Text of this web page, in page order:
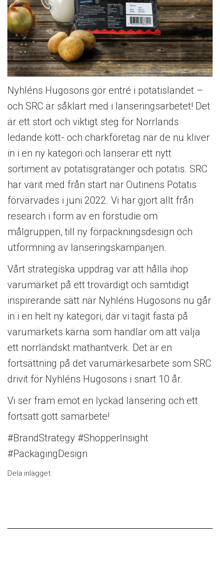
Nyhléns Hugosons gör entré i potatislandet –
och SRC är såklart med i lanseringsarbetet! Det
är ett stort och viktigt steg för Norrlands
ledande kött- och charkföretag när de nu kliver
in i en ny kategori och lanserar ett nytt
sortiment av potatisgratänger och potatis. SRC
har varit med från start när Outinens Potatis
förvärvades i juni 2022. Vi har gjort allt från
research i form av en förstudie om
målgruppen, till ny förpackningsdesign och
utformning av lanseringskampanjen.
Vårt strategiska uppdrag var att hålla ihop
varumärket på ett trovärdigt och samtidigt
inspirerande sätt när Nyhléns Hugosons nu går
in i en helt ny kategori, där vi tagit fasta på
varumärkets kärna som handlar om att välja
ett norrländskt mathantverk. Det är en
fortsättning på det varumärkesarbete som SRC
drivit för Nyhléns Hugosons i snart 10 år.
Vi ser fram emot en lyckad lansering och ett
fortsatt gott samarbete!
#BrandStrategy #ShopperInsight
#PackagingDesign
Dela inlägget: